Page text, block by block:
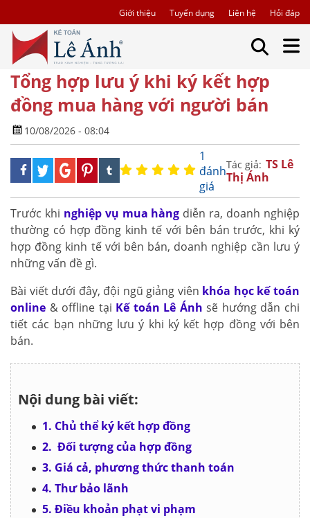
Giới thiệu Tuyển dụng Liên hệ Hỏi đáp
Tổng hợp lưu ý khi ký kết hợp
đồng mua hàng với người bán
10/08/2026 - 08:04
1
đánh
giá
Tác giả: TS Lê
Thị Ánh
Trước khi nghiệp vụ mua hàng diễn ra, doanh nghiệp
thường có hợp đồng kinh tế với bên bán trước, khi ký
hợp đồng kinh tế với bên bán, doanh nghiệp cần lưu ý
những vấn đề gì.
Bài viết dưới đây, đội ngũ giảng viên khóa học kế toán
online & offline tại Kế toán Lê Ánh sẽ hướng dẫn chi
tiết các bạn những lưu ý khi ký kết hợp đồng với bên
bán.
Nội dung bài viết:
1. Chủ thể ký kết hợp đồng
2. Đối tượng của hợp đồng
3. Giá cả, phương thức thanh toán
4. Thư bảo lãnh
5. Điều khoản phạt vi phạm